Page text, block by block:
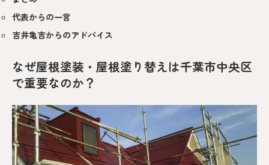
代表からの一言
吉井亀吉からのアドバイス
なぜ屋根塗装・屋根塗り替えは千葉市中央区
で重要なのか？